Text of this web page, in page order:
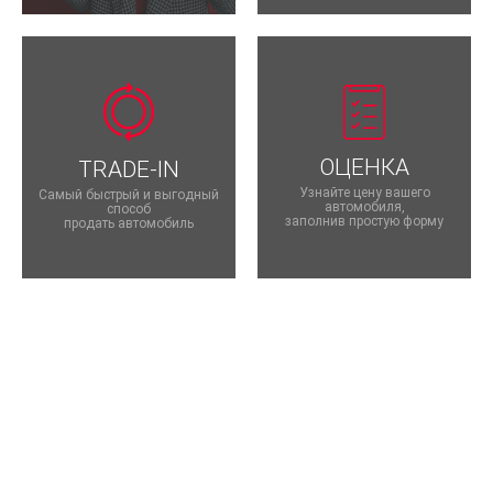
TRADE-IN
Самый быстрый и выгодный
способ
продать автомобиль
ОЦЕНКА
Узнайте цену вашего
автомобиля,
заполнив простую форму